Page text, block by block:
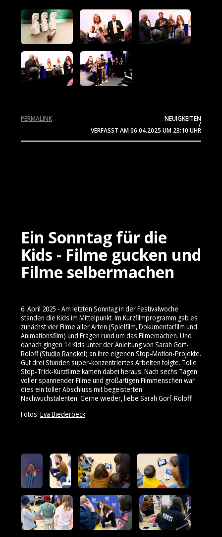
NEUIGKEITEN
/
VERFASST AM06.04.2025 UM 23:10 UHR
PERMALINK
Ein Sonntag für die
Kids - Filme gucken und
Filme selbermachen
6. April 2025 - Am letzten Sonntag in der Festivalwoche
standen die Kids im Mittelpunkt. Im Kurzfilmprogramm gab es
zunächst vier Filme aller Arten (Spielfilm, Dokumentarfilm und
Animationsfilm) und Fragen rund um das Filmemachen. Und
danach gingen 14 Kids unter der Anleitung von Sarah Gorf-
Roloff (Studio Ranokel) an ihre eigenen Stop-Motion-Projekte.
Gut drei Stunden super-konzentriertes Arbeiten folgte. Tolle
Stop-Trick-Kurzfilme kamen dabei heraus. Nach sechs Tagen
voller spannender Filme und großartigen Filmmenschen war
dies ein toller Abschluss mit begeisterten
Nachwuchstalenten. Gerne wieder, liebe Sarah Gorf-Roloff!
Fotos: Eva Biederbeck